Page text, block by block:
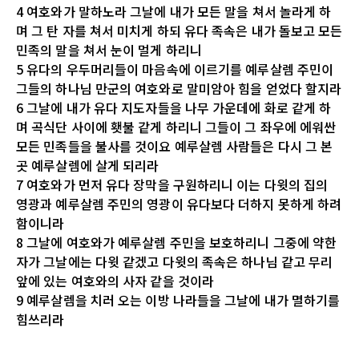
4 여호와가 말하노라 그날에 내가 모든 말을 쳐서 놀라게 하
며 그 탄 자를 쳐서 미치게 하되 유다 족속은 내가 돌보고 모든
민족의 말을 쳐서 눈이 멀게 하리니
5 유다의 우두머리들이 마음속에 이르기를 예루살렘 주민이
그들의 하나님 만군의 여호와로 말미암아 힘을 얻었다 할지라
6 그날에 내가 유다 지도자들을 나무 가운데에 화로 같게 하
며 곡식단 사이에 횃불 같게 하리니 그들이 그 좌우에 에워싼
모든 민족들을 불사를 것이요 예루살렘 사람들은 다시 그 본
곳 예루살렘에 살게 되리라
7 여호와가 먼저 유다 장막을 구원하리니 이는 다윗의 집의
영광과 예루살렘 주민의 영광이 유다보다 더하지 못하게 하려
함이니라
8 그날에 여호와가 예루살렘 주민을 보호하리니 그중에 약한
자가 그날에는 다윗 같겠고 다윗의 족속은 하나님 같고 무리
앞에 있는 여호와의 사자 같을 것이라
9 예루살렘을 치러 오는 이방 나라들을 그날에 내가 멸하기를
힘쓰리라